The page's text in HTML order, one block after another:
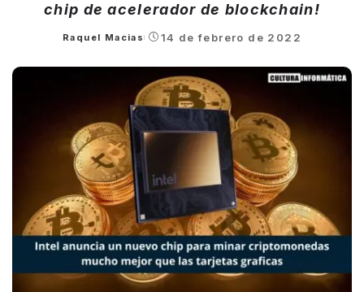
chip de acelerador de blockchain!
Posted
Raquel Macias 14 de febrero de 2022